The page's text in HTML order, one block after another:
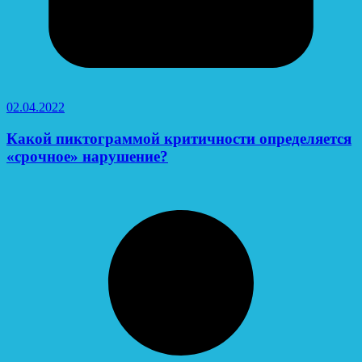
02.04.2022
Какой пиктограммой критичности определяется
«срочное» нарушение?